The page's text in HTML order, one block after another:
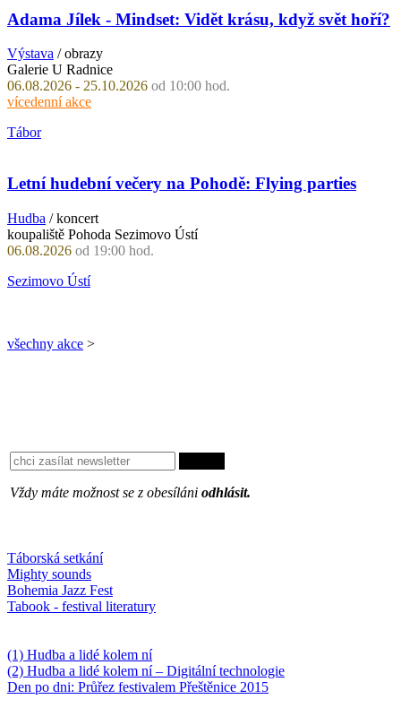
Adama Jílek - Mindset: Vidět krásu, když svět hoří?
Výstava / obrazy
Galerie U Radnice
06.08.2026 - 25.10.2026 od 10:00 hod.
vícedenní akce
Tábor
Letní hudební večery na Pohodě: Flying parties
Hudba / koncert
koupaliště Pohoda Sezimovo Ústí
06.08.2026 od 19:00 hod.
Sezimovo Ústí
všechny akce >
Vždy máte možnost se z obesíláni odhlásit.
Táborská setkání
Mighty sounds
Bohemia Jazz Fest
Tabook - festival literatury
(1) Hudba a lidé kolem ní
(2) Hudba a lidé kolem ní – Digitální technologie
Den po dni: Průřez festivalem Přeštěnice 2015